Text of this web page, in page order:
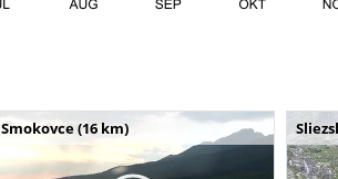
Smokovce (16 km)